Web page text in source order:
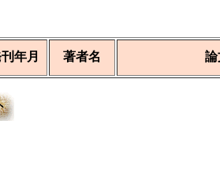
年月 著者名 論